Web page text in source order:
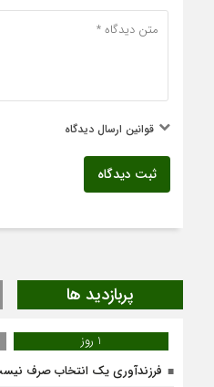
قوانین ارسال دیدگاه
ثبت دیدگاه
پربازدید ها
1 روز
فرزندآوری یک انتخاب صرف